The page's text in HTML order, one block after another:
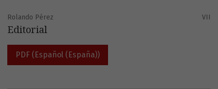
Rolando Pérez VII
Editorial
PDF (Español (España))